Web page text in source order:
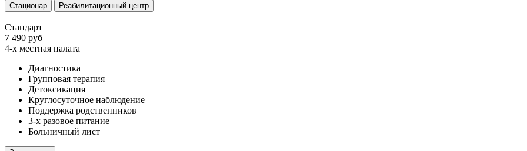
Стационар Реабилитационный центр
Стандарт
7 490 руб
4-х местная палата
Диагностика
Групповая терапия
Детоксикация
Круглосуточное наблюдение
Поддержка родственников
3-х разовое питание
Больничный лист